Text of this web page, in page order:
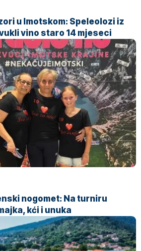
u Imotskom: Speleolozi iz
vino staro 14 mjeseci
nogomet: Na turniru
kći i unuka